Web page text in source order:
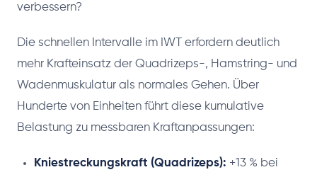
verbessern?
Die schnellen Intervalle im IWT erfordern deutlich
mehr Krafteinsatz der Quadrizeps-, Hamstring- und
Wadenmuskulatur als normales Gehen. Über
Hunderte von Einheiten führt diese kumulative
Belastung zu messbaren Kraftanpassungen:
Kniestreckungskraft (Quadrizeps): +13 % bei